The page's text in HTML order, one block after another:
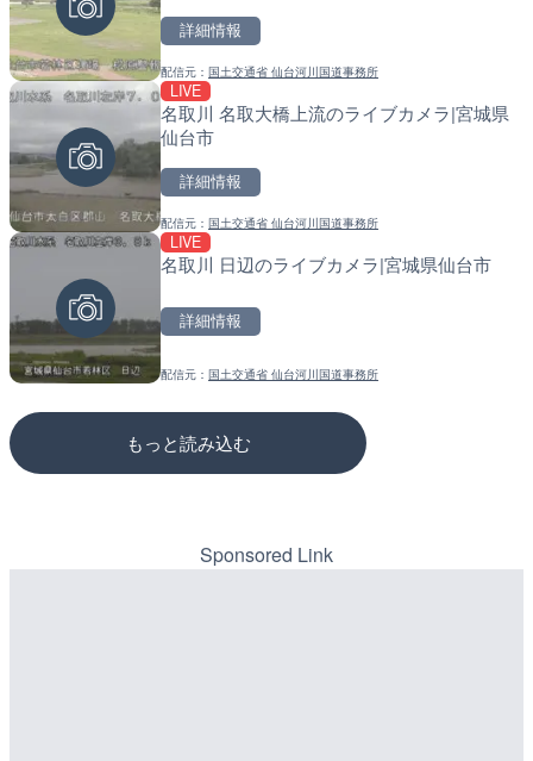
詳細情報
配信元：国土交通省 仙台河川国道事務所
LIVE
名取川 名取大橋上流のライブカメラ|宮城県
仙台市
詳細情報
配信元：国土交通省 仙台河川国道事務所
LIVE
名取川 日辺のライブカメラ|宮城県仙台市
詳細情報
配信元：国土交通省 仙台河川国道事務所
もっと読み込む
配信元：YASU海の駅CLUB
多摩川 日野橋水位観測所
配信元：国土交通省 京浜河川事務所
摩周湖のライブカメラ|北
配信元：環境省自然環境局生物多様性セ
配信元：東京都品川区南大井ライブカメ
道の駅さがのせきのライ
配信元：道の駅さがのせきPPカム
松江自動車道 三次東JCT
配信元：国土交通省 三次河川国道事務所
Sponsored Link